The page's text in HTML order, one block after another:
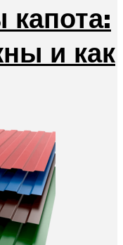
и как